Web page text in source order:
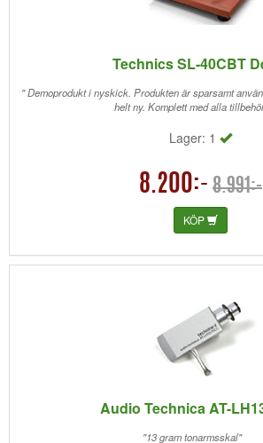
Technics SL-40CBT
" Demoprodukt i nyskick. Produkten är sparsamt
helt ny. Komplett med alla
Lager: 1
8.200:- 8.991:-
KÖP
Audio Technica AT-
"13 gram tonarmsskal"